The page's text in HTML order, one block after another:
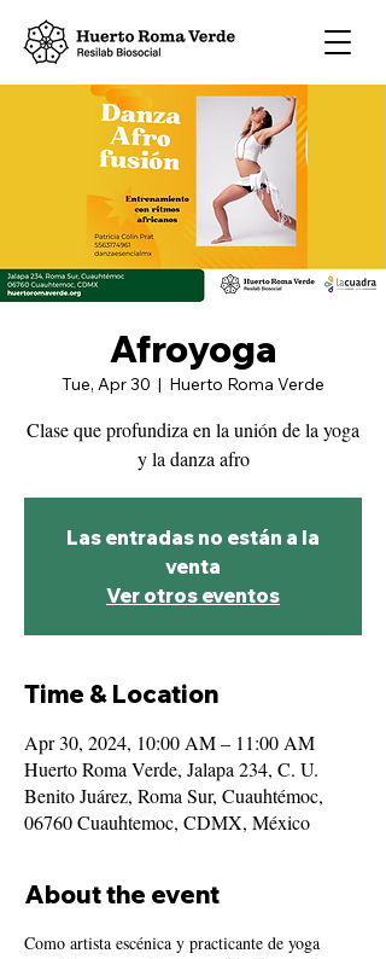
Afroyoga
Tue, Apr 30
  |
Huerto Roma Verde
Clase que profundiza en la unión de la yoga
y la danza afro
Las entradas no están a la
venta
Ver otros eventos
Time & Location
Apr 30, 2024, 10:00 AM – 11:00 AM
Huerto Roma Verde, Jalapa 234, C. U.
Benito Juárez, Roma Sur, Cuauhtémoc,
06760 Cuauhtemoc, CDMX, México
About the event
Como artista escénica y practicante de yoga